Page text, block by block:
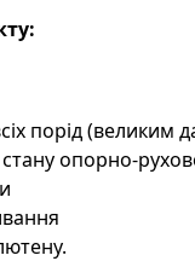
порід (великим
опорно-